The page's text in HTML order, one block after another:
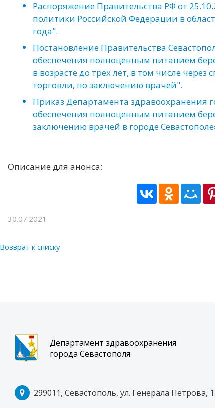
Распоряжение Правительства РФ от
политики Российской Федерации в
года".
Постановление Правительства
обеспечения полноценным питанием
в возрасте до трех лет, в том числе
торговли, по заключению врачей".
Приказ Департамента здравоохранения
обеспечения полноценным питанием
заключению врачей в городе
Описание для анонса:
30.07.2021
Возврат к списку
Департамент здравоохранения
города Севастополя
299011, Севастополь, ул. Генерала Петрова,